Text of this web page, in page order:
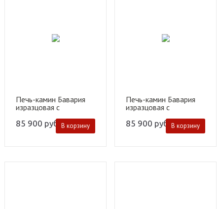
Печь-камин Бавария
изразцовая с
крышкой "Барокко"
85 900 руб. В корзину
Печь-камин Бавария
изразцовая с
крышкой "Барокко"
песочная
85 900 руб. В корзину